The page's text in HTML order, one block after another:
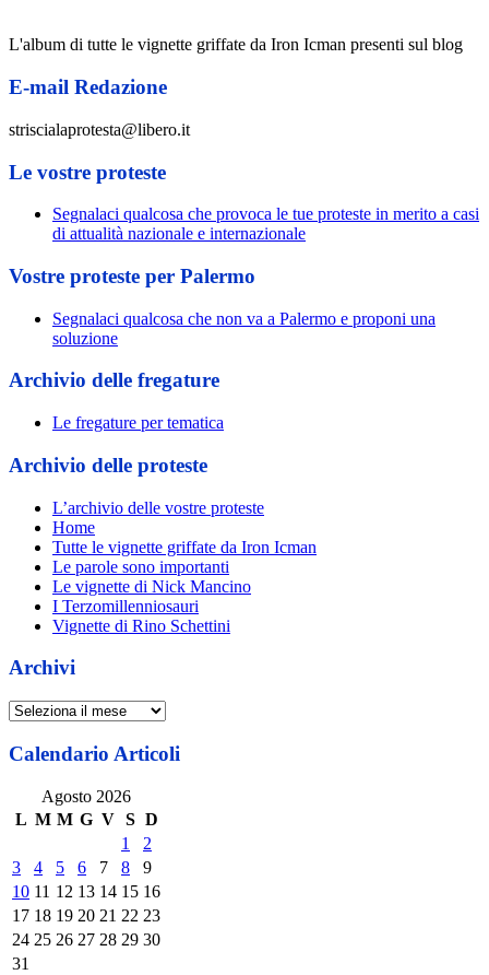
L'album di tutte le vignette griffate da Iron Icman presenti sul blog
E-mail Redazione
striscialaprotesta@libero.it
Le vostre proteste
Segnalaci qualcosa che provoca le tue proteste in merito a casi
di attualità nazionale e internazionale
Vostre proteste per Palermo
Segnalaci qualcosa che non va a Palermo e proponi una
soluzione
Archivio delle fregature
Le fregature per tematica
Archivio delle proteste
L’archivio delle vostre proteste
Home
Tutte le vignette griffate da Iron Icman
Le parole sono importanti
Le vignette di Nick Mancino
I Terzomillenniosauri
Vignette di Rino Schettini
Archivi
Archivi
Calendario Articoli
Agosto 2026
L M M G V S D
1
2
3
4 5 6 7 8
9
10 11 12 13 14 15 16
17 18 19 20 21 22 23
24 25 26 27 28 29 30
31